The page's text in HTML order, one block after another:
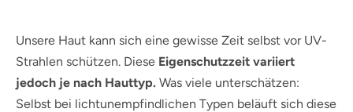
Unsere Haut kann sich eine gewisse Zeit selbst vor UV-
Strahlen schützen. Diese Eigenschutzzeit variiert
jedoch je nach Hauttyp. Was viele unterschätzen:
Selbst bei lichtunempfindlichen Typen beläuft sich diese